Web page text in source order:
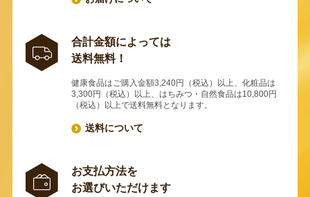
合計金額によっては
送料無料！
健康食品はご購入金額3,240円（税込）以上、化粧品は
3,300円（税込）以上、はちみつ・自然食品は10,800円
（税込）以上で送料無料となります。
送料について
お支払方法を
お選びいただけます